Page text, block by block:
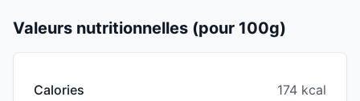
Valeurs nutritionnelles (pour 100g)
Calories 174 kcal